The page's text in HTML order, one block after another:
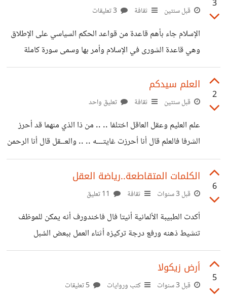
فوق عيوننا. كما تعرف السعادة بأنها شعور ناتج عن عملٍ يحبّه
شعور بالرضا داخل النفس، ولا يشترط أن تقترن بالنجاح، ولكن
حبذا لو كان
3
قبل سنتين ثقافة
الإسلام جاء بأهم قاعدة من قواعد الحكم السياسي على الإطلاق
وهي قاعدة الشورى في الإسلام وأمر بها وسمى سورة كاملة
بالشورى والشورى هي نقيض الاستبداد والدكتاتورية والاستئثار
بالرأي فالشورى فريضة والاستبداد حرام قطعاً. الإسلام جاء بأهم
قاعدة من قواعد الحكم السياسي على الإطلاق وهي قاعدة
والشورى هي نقيض الاستبداد والدكتاتورية والاستئثار بالرأي
فالشورى فريضة والاستبداد حرام قطعاً الديمقراطية كممارسة
تختلف من بلد إلى بلد ومن مكان إلى مكان فالديمقراطية في
بريطانيا
2
العلم سيدكم
قبل سنتين ثقافة تعليق واحد
علم العليم وعقل العاقل اختلفا .. .. من ذا الذي منهما قد أحرز
الشرفا فالعلم قال أنا أحرزت غايتـــه .. .. والعــقل قال أنا الرحمن
بي عرفا فأومــأ العلــم إيمــاء وقال لـه .. .. بأيـنا الرحمن في
القرآن قد وصفا فأدرك العقل أن العــلم ســيده .. .. فقبل العقـل
رأس الــعـلم وانصرفا
6
الكلمات المتقاطعة..رياضة العقل
قبل 3 سنوات ثقافة
أكدت الطبيبة الألمانية أنيتا فال فاخندورف أنه يمكن للموظف
تنشيط ذهنه ورفع درجة تركيزه أثناء العمل ببعض السُبل
البسيطة، مثل حل الكلمات المتقاطعة أو لغز السودوكو أثناء
فترات الاستراحة. وأوضحت فاخندورف -وهي عضو الرابطة
الألمانية لأطباء المصانع والمؤسسات بالعاصمة برلين- أن هذه
5
أرض زيكولا
قبل 3 سنوات كتب وروايات